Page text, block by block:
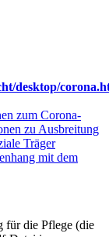
desktop/
zum Corona-
zu Ausbreitung
Träger
mit dem
für die Pflege (die